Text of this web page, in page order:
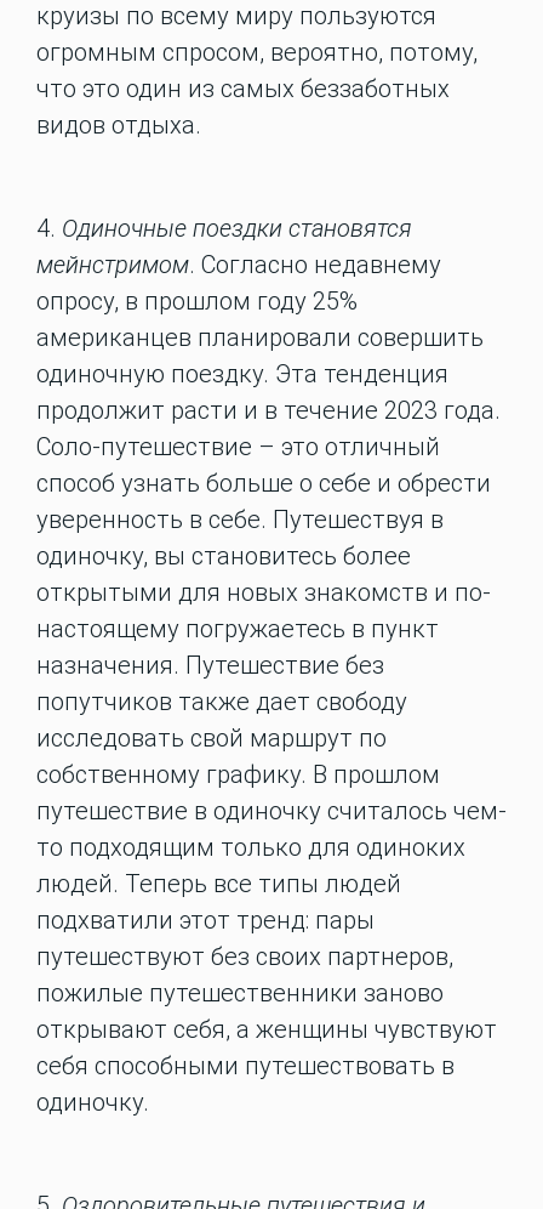
круизы по всему миру пользуются
огромным спросом, вероятно, потому,
что это один из самых беззаботных
видов отдыха.
4. Одиночные поездки становятся
мейнстримом. Согласно недавнему
опросу, в прошлом году 25%
американцев планировали совершить
одиночную поездку. Эта тенденция
продолжит расти и в течение 2023 года.
Соло-путешествие – это отличный
способ узнать больше о себе и обрести
уверенность в себе. Путешествуя в
одиночку, вы становитесь более
открытыми для новых знакомств и по-
настоящему погружаетесь в пункт
назначения. Путешествие без
попутчиков также дает свободу
исследовать свой маршрут по
собственному графику. В прошлом
путешествие в одиночку считалось чем-
то подходящим только для одиноких
людей. Теперь все типы людей
подхватили этот тренд: пары
путешествуют без своих партнеров,
пожилые путешественники заново
открывают себя, а женщины чувствуют
себя способными путешествовать в
одиночку.